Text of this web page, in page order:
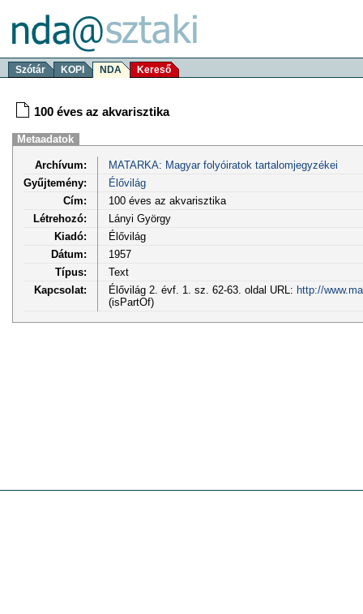
Szótár KOPI NDA Kereső
100 éves az akvarisztika
Metaadatok
Archívum:
MATARKA: Magyar folyóiratok tartalomjegyzékei
Gyűjtemény:
Élővilág
Cím:
100 éves az akvarisztika
Létrehozó:
Lányi György
Kiadó:
Élővilág
Dátum:
1957
Típus:
Text
Kapcsolat:
Élővilág 2. évf. 1. sz. 62-63. oldal URL: http://
(isPartOf)